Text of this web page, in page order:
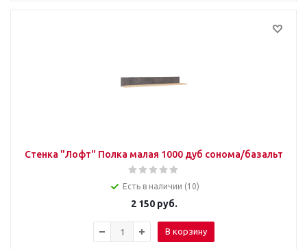
Стенка "Лофт" Полка малая 1000 дуб сонома/базальт
Есть в наличии (10)
2 150руб.
В корзину